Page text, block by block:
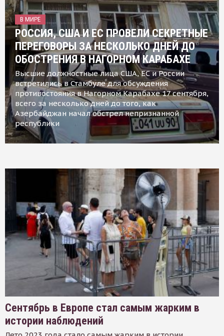
В МИРЕ
РОССИЯ, США И ЕС ПРОВЕЛИ СЕКРЕТНЫЕ
ПЕРЕГОВОРЫ ЗА НЕСКОЛЬКО ДНЕЙ ДО
ОБОСТРЕНИЯ В НАГОРНОМ КАРАБАХЕ
Высшие должностные лица США, ЕС и России
встретились в Стамбуле для обсуждения
противостояния в Нагорном Карабахе 17 сентября,
всего за несколько дней до того, как
Азербайджан начал обстрел непризнанной
республики
Сентябрь в Европе стал самым жарким в
истории наблюдений